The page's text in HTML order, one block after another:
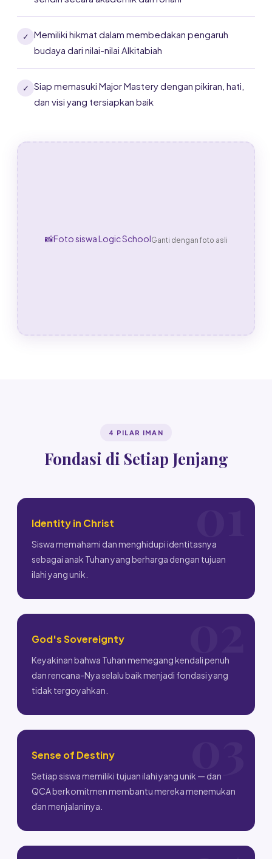
✓
Memiliki hikmat dalam membedakan pengaruh
budaya dari nilai-nilai Alkitabiah
✓
Siap memasuki Major Mastery dengan pikiran, hati,
dan visi yang tersiapkan baik
📸Foto siswa Logic SchoolGanti dengan foto asli
4 PILAR IMAN
Fondasi di Setiap Jenjang
Identity in Christ
Siswa memahami dan menghidupi identitasnya
sebagai anak Tuhan yang berharga dengan tujuan
ilahi yang unik.
God's Sovereignty
Keyakinan bahwa Tuhan memegang kendali penuh
dan rencana-Nya selalu baik menjadi fondasi yang
tidak tergoyahkan.
Sense of Destiny
Setiap siswa memiliki tujuan ilahi yang unik — dan
QCA berkomitmen membantu mereka menemukan
dan menjalaninya.